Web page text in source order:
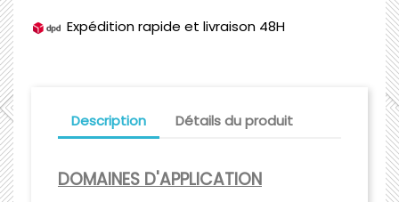
Expédition rapide et livraison 48H
Description Détails du produit
DOMAINES D'APPLICATION